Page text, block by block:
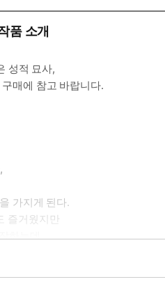
품 소개
성적 묘사,
매에 참고 바랍니다.
가지게 된다.
즐거웠지만
하는데….